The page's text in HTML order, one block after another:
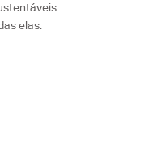
elas.